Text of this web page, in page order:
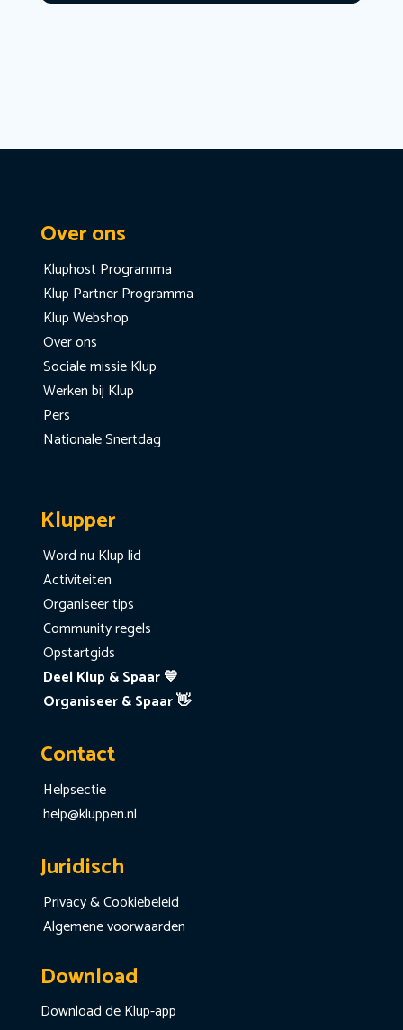
Over ons
Kluphost Programma
Klup Partner Programma
Klup Webshop
Over ons
Sociale missie Klup
Werken bij Klup
Pers
Nationale Snertdag
Klupper
Word nu Klup lid
Activiteiten
Organiseer tips
Community regels
Opstartgids
Deel Klup & Spaar 💙
Organiseer & Spaar 👋
Contact
Helpsectie
help@kluppen.nl
Juridisch
Privacy & Cookiebeleid
Algemene voorwaarden
Download
Download de Klup-app